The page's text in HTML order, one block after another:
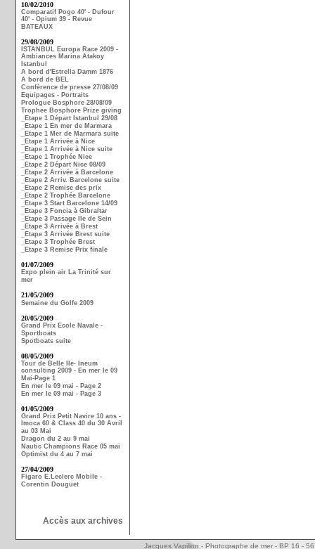
10/02/2010
Comparatif Pogo 40' - Dufour
40' - Opium 39 - Revue
BATEAUX
29/08/2009
ISTANBUL Europa Race 2009 -
Ambiances Marina Atakoy
Istanbul
A bord d'Estrella Damm 1876
A bord de BEL
Conférence de presse 27/08/09
Equipages - Portraits
Prologue Bosphore 28/08/09
Trophee Bosphore Prize giving
_Etape 1 Départ Istanbul 29/08
_Etape 1 En mer de Marmara
_Etape 1 Mer de Marmara suite
_Etape 1 Arrivée à Nice
_Etape 1 Arrivée à Nice suite
_Etape 1 Trophée Nice
_Etape 2 Départ Nice 08/09
_Etape 2 Arrivée à Barcelone
_Etape 2 Arriv. Barcelone suite
_Etape 2 Remise des prix
_Etape 2 Trophée Barcelone
_Etape 3 Start Barcelone 14/09
_Etape 3 Foncia à Gibraltar
_Etape 3 Passage Ile de Sein
_Etape 3 Arrivée à Brest
_Etape 3 Arrivée Brest suite
_Etape 3 Trophée Brest
_Etape 3 Remise Prix finale
01/07/2009
Expo plein air La Trinité sur
mer
21/05/2009
Semaine du Golfe 2009
20/05/2009
Grand Prix Ecole Navale -
Sportboats
Spotboats suite
08/05/2009
Tour de Belle Ile- Ineum
consulting 2009 - En mer le 09
Mai-Page 1
En mer le 09 mai - Page 2
En mer le 09 mai - Page 3
01/05/2009
Grand Prix Petit Navire 10 ans -
Imoca 60 & Class 40 du 30 Avril
au 03 Mai
Dragon du 2 au 9 mai
Nautic Champions Race 05 mai
Optimist du 4 au 7 mai
27/04/2009
Figaro E.Leclerc Mobile -
Corentin Douguet
Accès aux archives
Jacques Vapillon - Photographe de mer - BP 16 -